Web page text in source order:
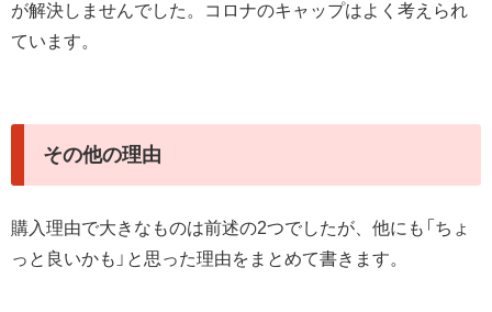
が解決しませんでした。コロナのキャップはよく考えられ
ています。
その他の理由
購入理由で大きなものは前述の2つでしたが、他にも「ちょ
っと良いかも」と思った理由をまとめて書きます。